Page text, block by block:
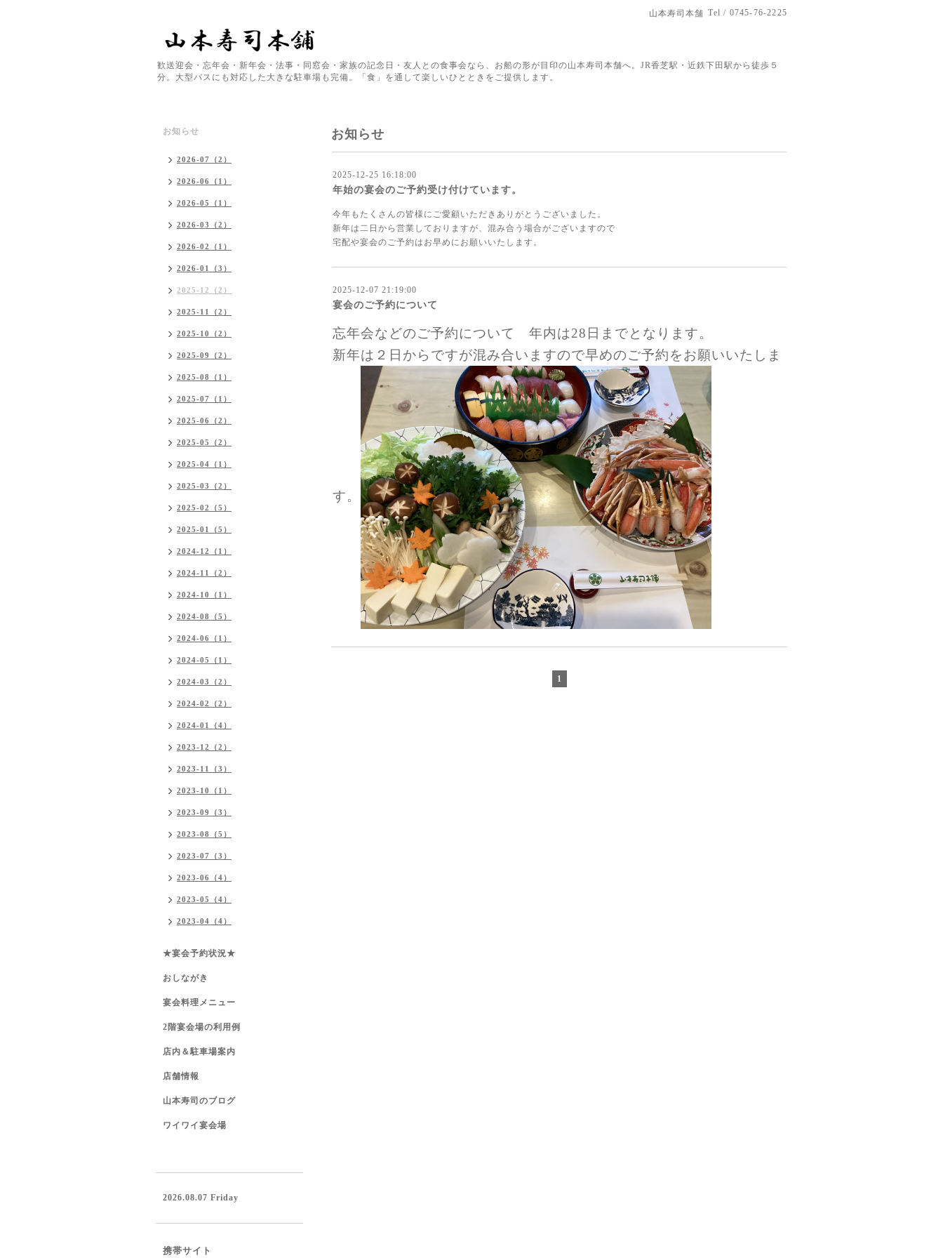
山本寿司本舗 Tel / 0745-76-2225
歓送迎会・忘年会・新年会・法事・同窓会・家族の記念日・友人との食事会なら、お船の形が目印の山本寿司本舗へ。JR香芝駅・近鉄下田駅から徒歩５
分。大型バスにも対応した大きな駐車場も完備。「食」を通して楽しいひとときをご提供します。
お知らせ
2025-12-25 16:18:00
年始の宴会のご予約受け付けています。
今年もたくさんの皆様にご愛顧いただきありがとうございました。
新年は二日から営業しておりますが、混み合う場合がございますので
宅配や宴会のご予約はお早めにお願いいたします。
2025-12-07 21:19:00
宴会のご予約について
忘年会などのご予約について 年内は28日までとなります。
新年は２日からですが混み合いますので早めのご予約をお願いいたしま
す。
1
お知らせ
2026-07（2）
2026-06（1）
2026-05（1）
2026-03（2）
2026-02（1）
2026-01（3）
2025-12（2）
2025-11（2）
2025-10（2）
2025-09（2）
2025-08（1）
2025-07（1）
2025-06（2）
2025-05（2）
2025-04（1）
2025-03（2）
2025-02（5）
2025-01（5）
2024-12（1）
2024-11（2）
2024-10（1）
2024-08（5）
2024-06（1）
2024-05（1）
2024-03（2）
2024-02（2）
2024-01（4）
2023-12（2）
2023-11（3）
2023-10（1）
2023-09（3）
2023-08（5）
2023-07（3）
2023-06（4）
2023-05（4）
2023-04（4）
★宴会予約状況★
おしながき
宴会料理メニュー
2階宴会場の利用例
店内＆駐車場案内
店舗情報
山本寿司のブログ
ワイワイ宴会場
2026.08.07 Friday
携帯サイト